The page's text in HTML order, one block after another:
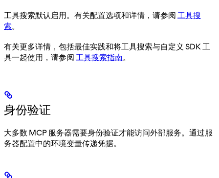
工具搜索默认启用。有关配置选项和详情，请参阅 工具搜
索。
有关更多详情，包括最佳实践和将工具搜索与自定义 SDK 工
具一起使用，请参阅 工具搜索指南。
身份验证
大多数 MCP 服务器需要身份验证才能访问外部服务。通过服
务器配置中的环境变量传递凭据。